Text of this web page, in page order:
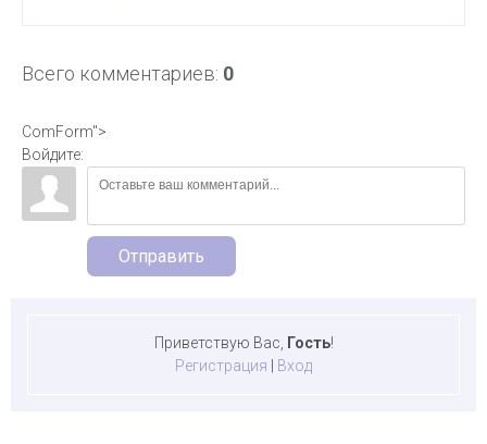
Всего комментариев: 0
ComForm">
Войдите:
Отправить
Приветствую Вас Гость!
Регистрация
Вход